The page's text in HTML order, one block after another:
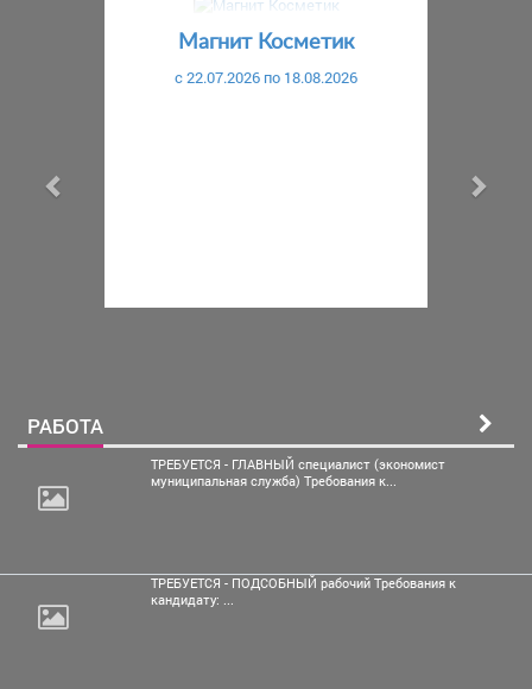
Магнит Косметик
c 29.07.2026 по 25.08.2026
РАБОТА
ТРЕБУЕТСЯ - ГЛАВНЫЙ специалист (экономист
муниципальная служба) Требования к...
ТРЕБУЕТСЯ - ПОДСОБНЫЙ рабочий Требования к
кандидату: ...